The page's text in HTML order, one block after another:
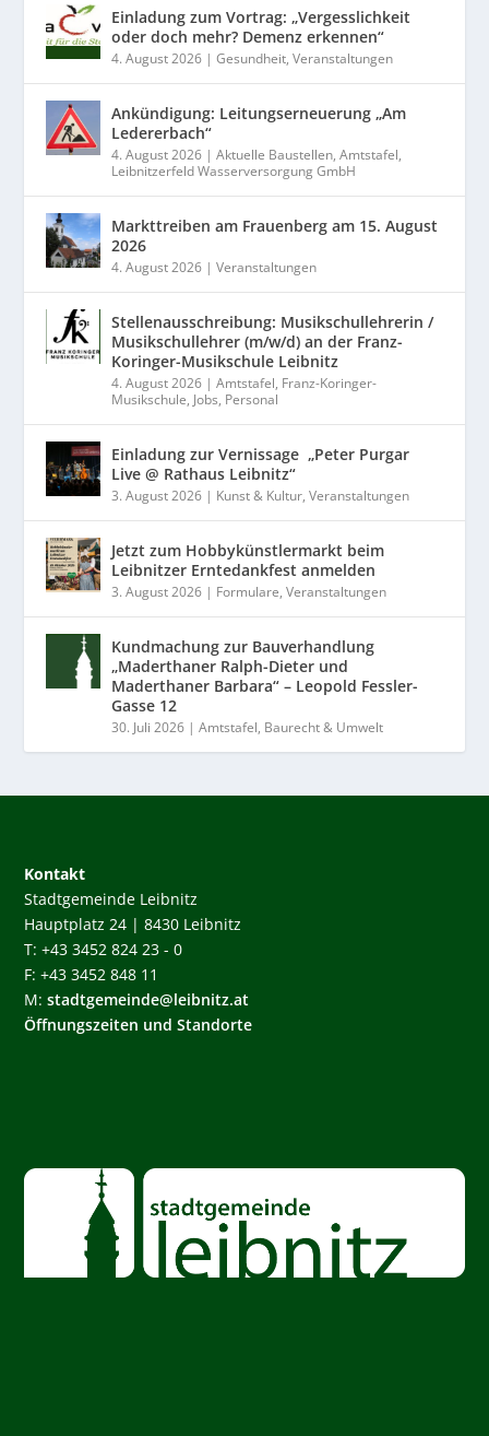
Einladung zum Vortrag: „Vergesslichkeit
oder doch mehr? Demenz erkennen“
4. August 2026 |Gesundheit,Veranstaltungen
Ankündigung: Leitungserneuerung „Am
Ledererbach“
4. August 2026 |Aktuelle Baustellen,Amtstafel,
Leibnitzerfeld Wasserversorgung GmbH
Markttreiben am Frauenberg am 15. August
2026
4. August 2026 |Veranstaltungen
Stellenausschreibung: Musikschullehrerin /
Musikschullehrer (m/w/d) an der Franz-
Koringer-Musikschule Leibnitz
4. August 2026 |Amtstafel, Franz-Koringer-
Musikschule, Jobs, Personal
Einladung zur Vernissage „Peter Purgar
Live @ Rathaus Leibnitz“
3. August 2026 | Kunst & Kultur,Veranstaltungen
Jetzt zum Hobbykünstlermarkt beim
Leibnitzer Erntedankfest anmelden
3. August 2026 | Formulare,Veranstaltungen
Kundmachung zur Bauverhandlung
„Maderthaner Ralph-Dieter und
Maderthaner Barbara“ – Leopold Fessler-
Gasse 12
30. Juli 2026 |Amtstafel, Baurecht & Umwelt
Kontakt
Stadtgemeinde Leibnitz
Hauptplatz 24 | 8430 Leibnitz
T: +43 3452 824 23 - 0
F: +43 3452 848 11
M:stadtgemeinde@leibnitz.at
Öffnungszeiten und Standorte